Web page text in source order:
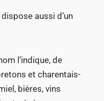
aussi d’un
l’indique, de
et charentais-
bières, vins